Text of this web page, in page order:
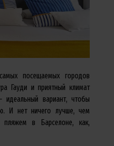
посещаемых городов
Гауди и приятный климат
идеальный вариант, чтобы
И нет ничего лучше, чем
пляжем в Барселоне, как,